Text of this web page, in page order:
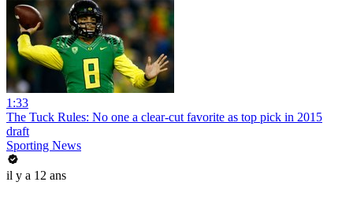
1:33
The Tuck Rules: No one a clear-cut favorite as top pick in 2015
draft
Sporting News
il y a 12 ans